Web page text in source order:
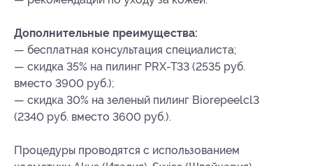
Дополнительные преимущества:
— бесплатная консультация специалиста;
— скидка 35% на пилинг PRX-T33 (2535 руб.
вместо 3900 руб.);
— скидка 30% на зеленый пилинг Biorepeelcl3
(2340 руб. вместо 3600 руб.).
Процедуры проводятся с использованием